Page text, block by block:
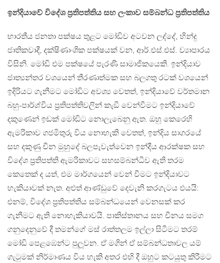
ඉන්දියාවේ විදේශ ප‍්‍රතිපත්තිය සහ ලංකාව සම්බන්ධ ප‍්‍රතිපත්තිය
භාරතීය ජනතා පක්ෂය තුළට මෝඩිව අටවන ලද්දේ, හින්දු
ජාතිකවාදී, දක්ෂිණාංශික පක්ෂයක් වන, ආර්.එස්.එස්. ව්‍යාපාරය
විසිනි. මෝඩි එම පක්ෂයේ පැරණි සාමාජිකයෙකි. ඉන්දියාව
ජාත්‍යන්තර වශයෙන් තීරණාත්මක සහ බලගතු රටක් වශයෙන්
ඉදිරියට ගැනීමට මෝඩිට අවශ්‍ය වෙතත්, ඉන්දියාවේ වර්තමාන
බහු-පාර්ශ්වීය ප‍්‍රතිපත්තිවලින් කැඞී වෙන්වීමට ඉන්දියාවේ
දකුණෙන් ඉඩක් මෝඩිට නොලැබෙනු ඇත. ඔහු කෙරෙහි
ඇමරිකාව ගජමිතුරු විය නොහැකි වෙතත්, ඉන්දිය සාගරයේ
සහ දකුණු චීන මුහුදේ බලපැවැත්වෙන ඉන්දීය ආරක්ෂක සහ
විදේශ ප‍්‍රතිපත්ති ඇමරිකාවට සහසම්බන්ධීව ඇති තරම
කෙතෙක් ද යත්, එම මාර්ගයෙන් වෙන් වීමට ඉන්දියාවට
හැකියාවක් නැත. අළුත් ආණ්ඩුවේ දෙවැනි කරගැටය එයයි:
එනම්, විදේශ ප‍්‍රතිපත්තිය සම්බන්ධයෙන් වෙනසක් කර
ගැනීමට ඇති නොහැකියාවයි. පාකිස්තානය සහ චීනය සමග
ගනුදෙනුවේ දී තමන්ගේ මස් රාත්තලම ඉල්ලා සිටීමට තරම්
මෝඩි පෙළඹෙන්ට පුලූවන. ඒ මගින් ඒ සම්බන්ධතාවල යම්
ගැටුමක් නිර්මාණය විය හැකි අතර එහි දී ඔහුට කටයුතු කිරීමට